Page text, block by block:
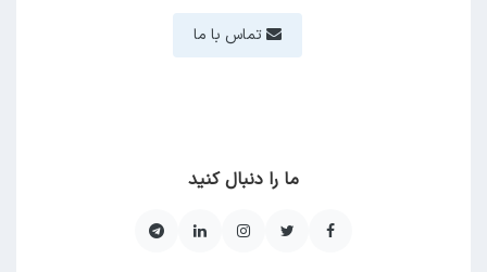
تماس با ما
ما را دنبال کنید